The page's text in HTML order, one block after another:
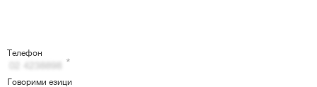
Телефон
Говорими езици